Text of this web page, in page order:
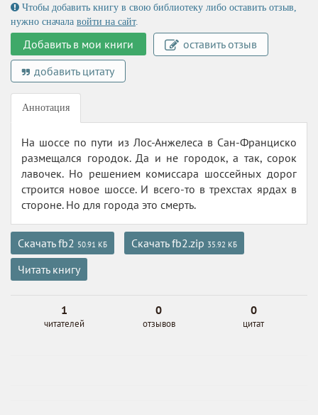
Чтобы добавить книгу в свою библиотеку либо оставить отзыв,
нужно сначала войти на сайт.
Добавить в мои книги
оставить отзыв
добавить цитату
Аннотация
На шоссе по пути из Лос-Анжелеса в Сан-Франциско
размещался городок. Да и не городок, а так, сорок
лавочек. Но решением комиссара шоссейных дорог
строится новое шоссе. И всего-то в трехстах ярдах в
стороне. Но для города это смерть.
Скачать fb2 50.91 КБ Скачать fb2.zip 35.92 КБ
Читать книгу
1
читателей
0
отзывов
0
цитат